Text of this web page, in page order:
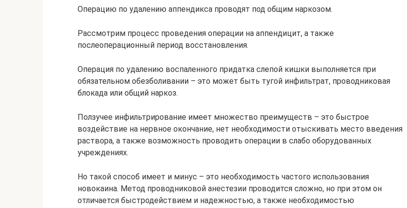
Операцию по удалению аппендикса проводят под общим наркозом.
Рассмотрим процесс проведения операции на аппендицит, а также
послеоперационный период восстановления.
Операция по удалению воспаленного придатка слепой кишки выполняется при
обязательном обезболивании – это может быть тугой инфильтрат, проводниковая
блокада или общий наркоз.
Ползучее инфильтрирование имеет множество преимуществ – это быстрое
воздействие на нервное окончание, нет необходимости отыскивать место введения
раствора, а также возможность проводить операции в слабо оборудованных
учреждениях.
Но такой способ имеет и минус – это необходимость частого использования
новокаина. Метод проводниковой анестезии проводится сложно, но при этом он
отличается быстродействием и надежностью, а также необходимостью